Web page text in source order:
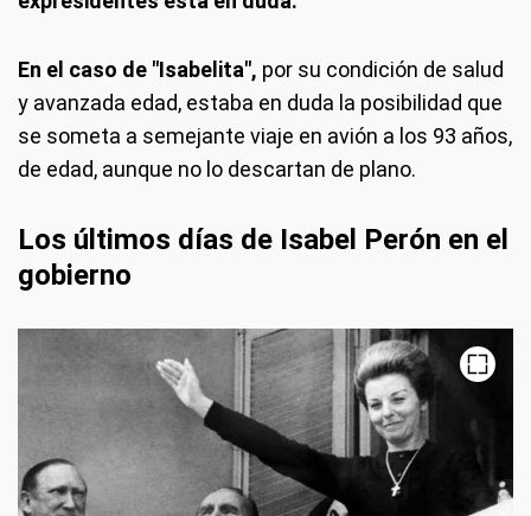
En el caso de "Isabelita", por su condición de salud
y avanzada edad, estaba en duda la posibilidad que
se someta a semejante viaje en avión a los 93 años,
de edad, aunque no lo descartan de plano.
Los últimos días de Isabel Perón en el
gobierno